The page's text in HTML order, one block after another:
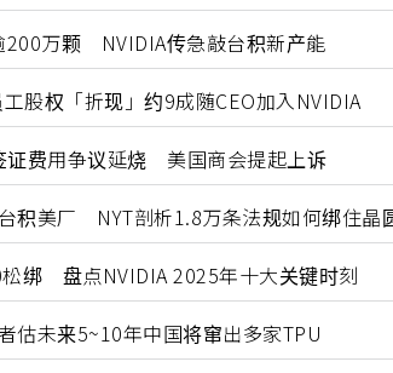
200万颗 NVIDIA传急敲台积新产能
股权「折现」约9成随CEO加入NVIDIA
证费用争议延烧 美国商会提起上诉
积美厂 NYT剖析1.8万条法规如何绑住晶
绑 盘点NVIDIA 2025年十大关键时刻
未来5~10年中国将窜出多家TPU